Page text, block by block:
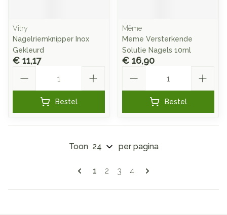
Vitry
Nagelriemknipper Inox
Gekleurd
€ 11,17
Bestel
Même
Meme Versterkende
Solutie Nagels 10ml
€ 16,90
Bestel
Pagina's
U lees momenteel pagina
1 Pagina
2 Pagina
3 Pagina
4
Toon per pagina